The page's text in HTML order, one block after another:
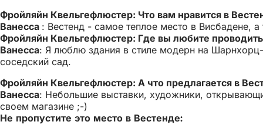
Фройляйн Квельгефлюстер: Что вам нравится в
Ванесса : Вестенд - самое теплое место в Висбадене,
Фройляйн Квельгефлюстер: Где вы любите
Ванесса: Я люблю здания в стиле модерн на
соседский сад.
Фройляйн Квельгефлюстер: А что предлагается в
Ванесса: Небольшие выставки, художники,
своем магазине ;-)
Не пропустите это место в Вестенде: